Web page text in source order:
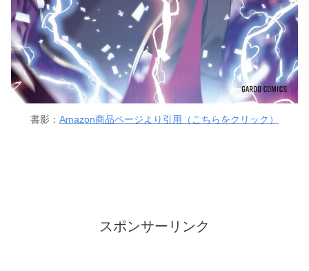
書影： Amazon商品ページより引用（こちらをクリック）
スポンサーリンク